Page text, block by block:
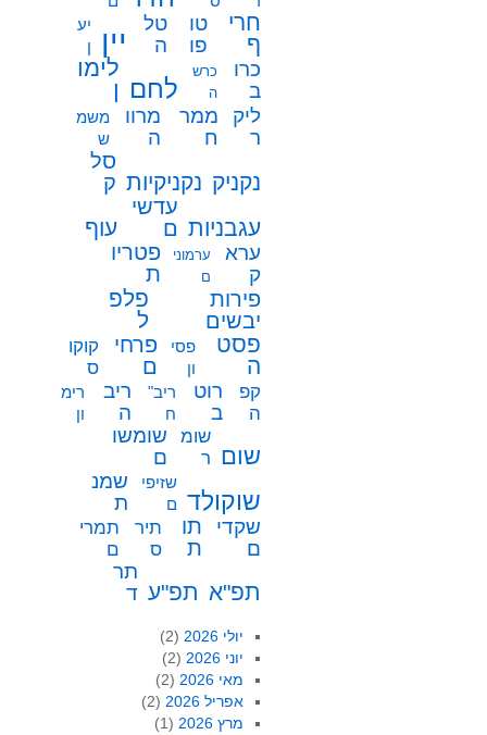
חרי
ף
טו
פו
טל
ה
יין
יע
ן
כרו
ב
כרש
ה
לחם
לימו
ן
ליק
ר
ממר
ח
מרוו
ה
משמ
ש
נקניק נקניקיות
סל
ק
עגבניות
עדשי
ם
עוף
ערא
ק
ערמוני
ם
פטריו
ת
פירות
יבשים
פלפ
ל
פסט
ה
פסי
ון
פרחי
ם
קוקו
ס
קפ
ה
רוט
ב
ריב"
ח
ריב
ה
רימ
ון
שום
שומ
ר
שומשו
ם
שוקולד
שזיפי
ם
שמנ
ת
שקדי
ם
תו
ת
תיר
ס
תמרי
ם
תפ"א תפ"ע
תר
ד
יולי 2026
(2)
יוני 2026
(2)
מאי 2026
(2)
אפריל 2026
(2)
מרץ 2026
(1)